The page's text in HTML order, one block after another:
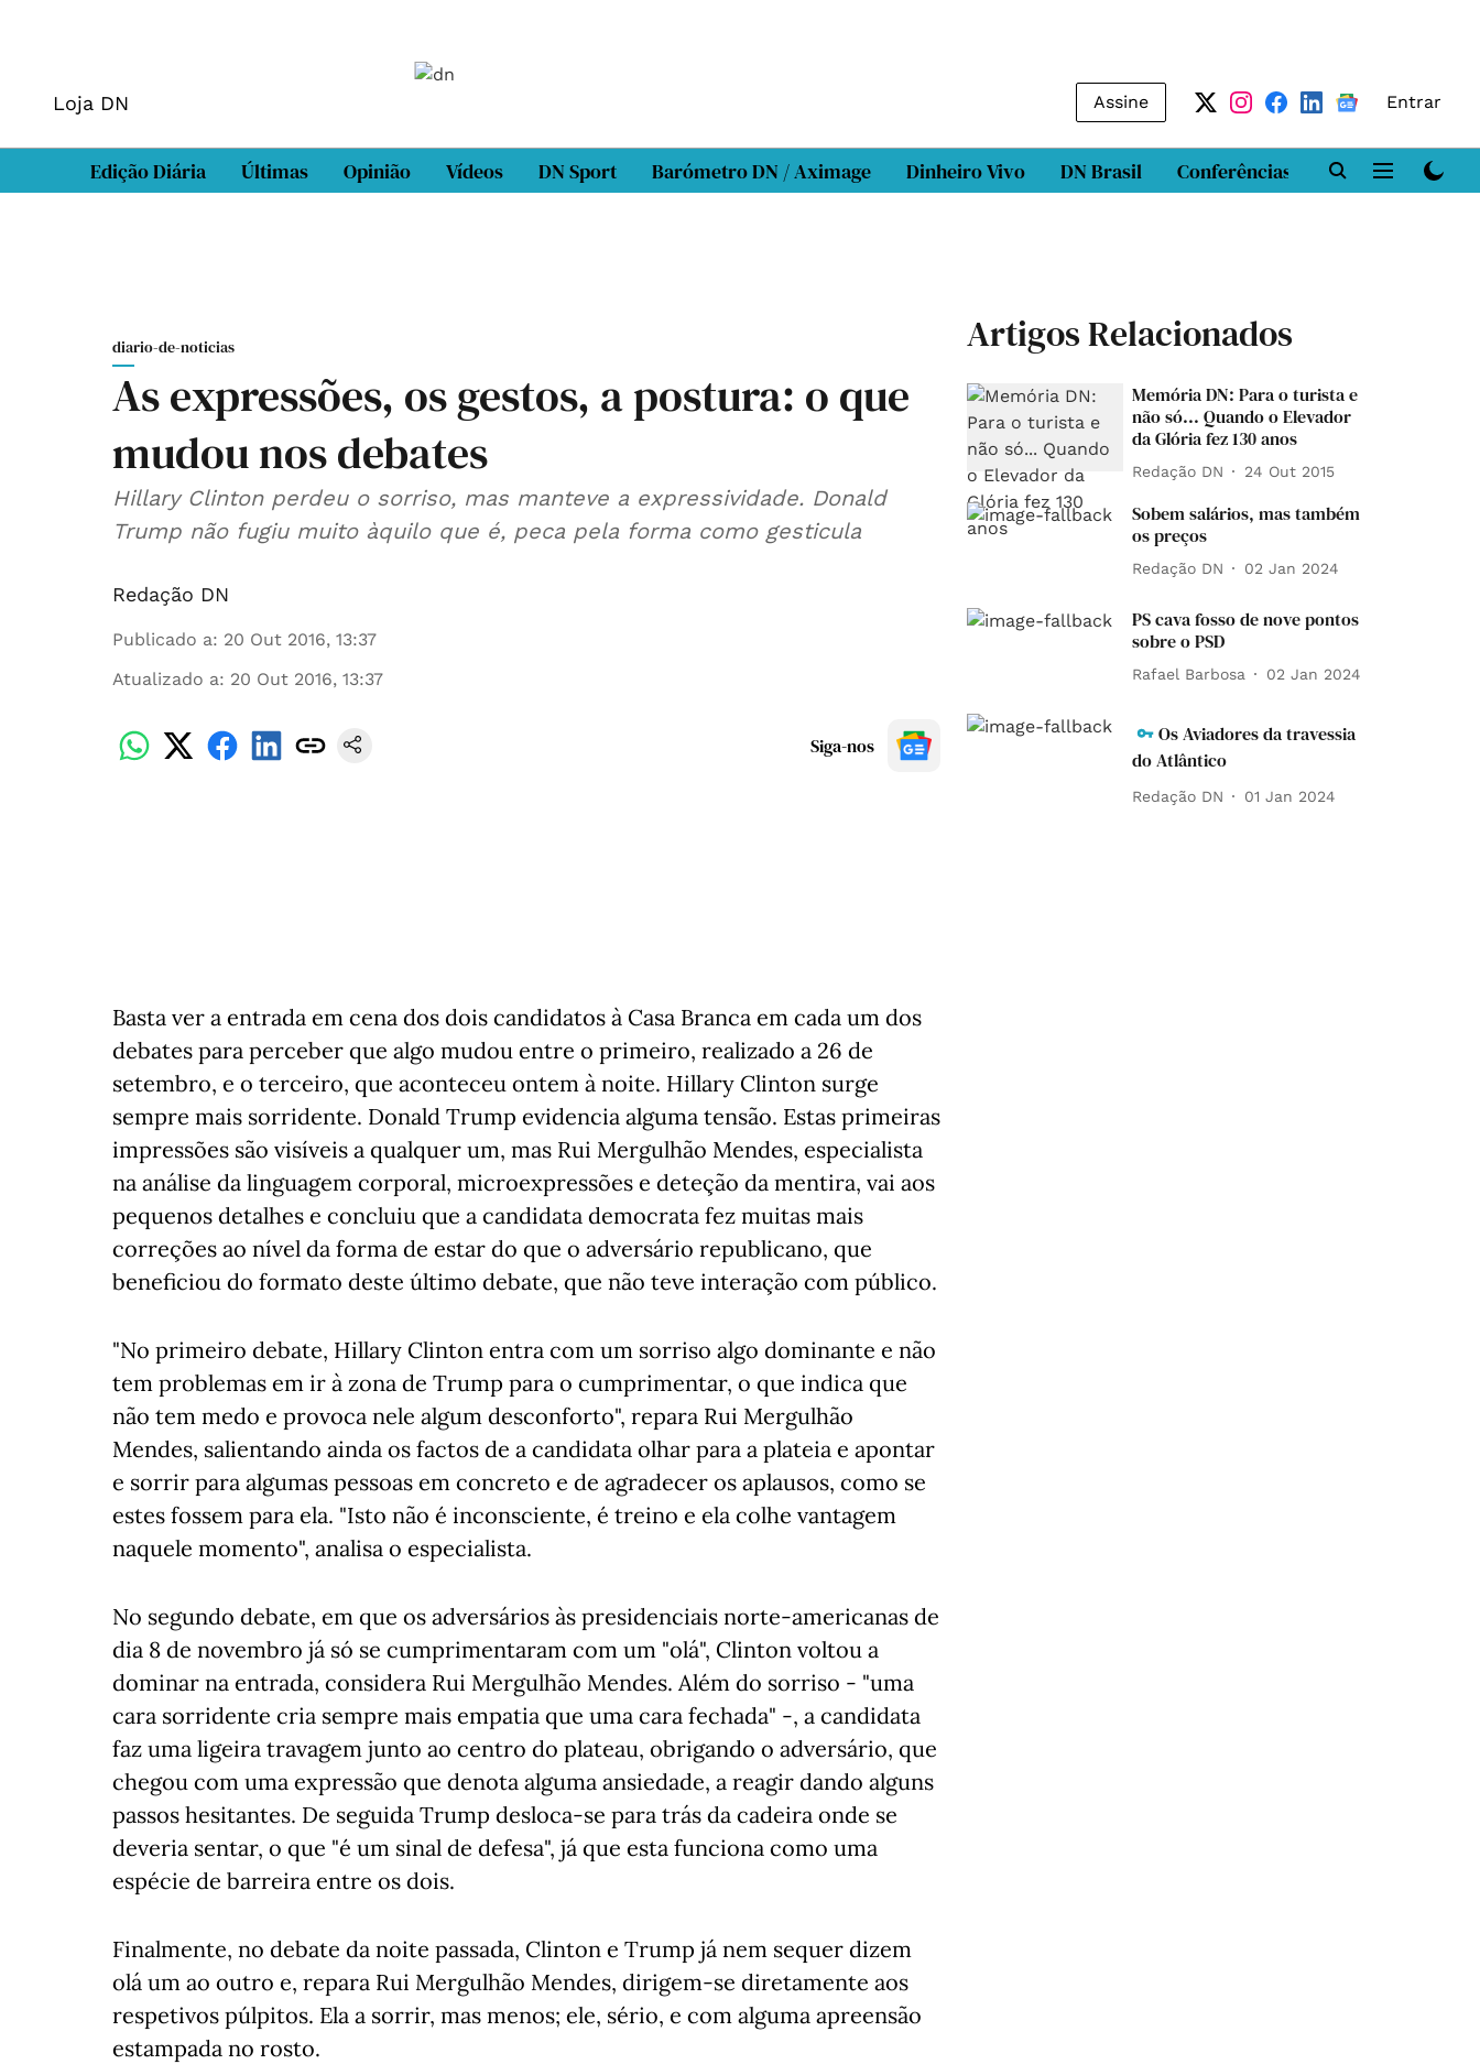
Loja DN Assine Entrar
Edição Diária Últimas Opinião Vídeos DN Sport Barómetro DN / Aximage Dinheiro Vivo DN Brasil Conferências DN LAB
diario-de-noticias
As expressões, os gestos, a postura: o que
mudou nos debates
Hillary Clinton perdeu o sorriso, mas manteve a expressividade. Donald
Trump não fugiu muito àquilo que é, peca pela forma como gesticula
Redação DN
Publicado a: 20 Out 2016, 13:37
Atualizado a: 20 Out 2016, 13:37
Siga-nos
Basta ver a entrada em cena dos dois candidatos à Casa Branca em cada um dos
debates para perceber que algo mudou entre o primeiro, realizado a 26 de
setembro, e o terceiro, que aconteceu ontem à noite. Hillary Clinton surge
sempre mais sorridente. Donald Trump evidencia alguma tensão. Estas primeiras
impressões são visíveis a qualquer um, mas Rui Mergulhão Mendes, especialista
na análise da linguagem corporal, microexpressões e deteção da mentira, vai aos
pequenos detalhes e concluiu que a candidata democrata fez muitas mais
correções ao nível da forma de estar do que o adversário republicano, que
beneficiou do formato deste último debate, que não teve interação com público.
"No primeiro debate, Hillary Clinton entra com um sorriso algo dominante e não
tem problemas em ir à zona de Trump para o cumprimentar, o que indica que
não tem medo e provoca nele algum desconforto", repara Rui Mergulhão
Mendes, salientando ainda os factos de a candidata olhar para a plateia e apontar
e sorrir para algumas pessoas em concreto e de agradecer os aplausos, como se
estes fossem para ela. "Isto não é inconsciente, é treino e ela colhe vantagem
naquele momento", analisa o especialista.
No segundo debate, em que os adversários às presidenciais norte-americanas de
dia 8 de novembro já só se cumprimentaram com um "olá", Clinton voltou a
dominar na entrada, considera Rui Mergulhão Mendes. Além do sorriso - "uma
cara sorridente cria sempre mais empatia que uma cara fechada" -, a candidata
faz uma ligeira travagem junto ao centro do plateau, obrigando o adversário, que
chegou com uma expressão que denota alguma ansiedade, a reagir dando alguns
passos hesitantes. De seguida Trump desloca-se para trás da cadeira onde se
deveria sentar, o que "é um sinal de defesa", já que esta funciona como uma
espécie de barreira entre os dois.
Finalmente, no debate da noite passada, Clinton e Trump já nem sequer dizem
olá um ao outro e, repara Rui Mergulhão Mendes, dirigem-se diretamente aos
respetivos púlpitos. Ela a sorrir, mas menos; ele, sério, e com alguma apreensão
estampada no rosto.
Artigos Relacionados
Memória DN: Para o turista e
não só... Quando o Elevador
da Glória fez 130 anos
Redação DN 24 Out 2015
Sobem salários, mas também
os preços
Redação DN 02 Jan 2024
PS cava fosso de nove pontos
sobre o PSD
Rafael Barbosa 02 Jan 2024
Os Aviadores da travessia
do Atlântico
Redação DN 01 Jan 2024